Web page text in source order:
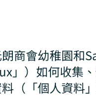
商會幼稚園
」）如何收集
（「個人資料」